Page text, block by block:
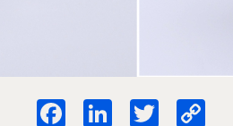
Facebook
LinkedInTwitter